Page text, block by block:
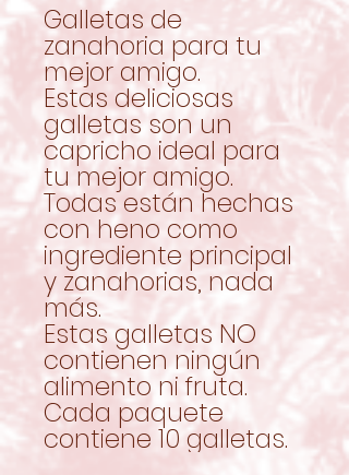
Galletas de
zanahoria para tu
mejor amigo.
Estas deliciosas
galletas son un
capricho ideal para
tu mejor amigo.
Todas están hechas
con heno como
ingrediente principal
y zanahorias, nada
más.
Estas galletas NO
contienen ningún
alimento ni fruta.
Cada paquete
contiene 10 galletas.